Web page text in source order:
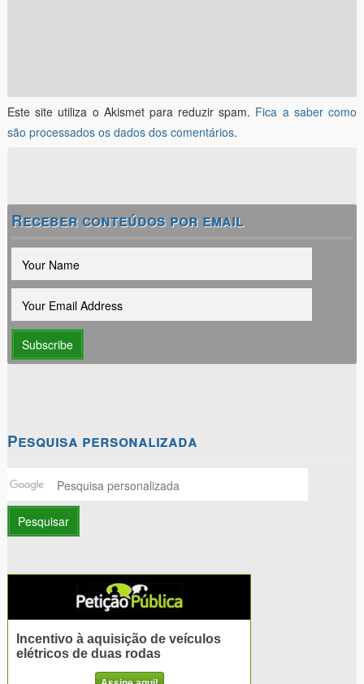
Este site utiliza o Akismet para reduzir spam. Fica a saber como
são processados os dados dos comentários.
Receber conteúdos por email
Pesquisa personalizada